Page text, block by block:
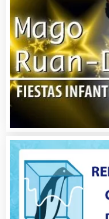
Basculas
Bebidas
Belleza
Boutiques
Buceo
Cafeterías